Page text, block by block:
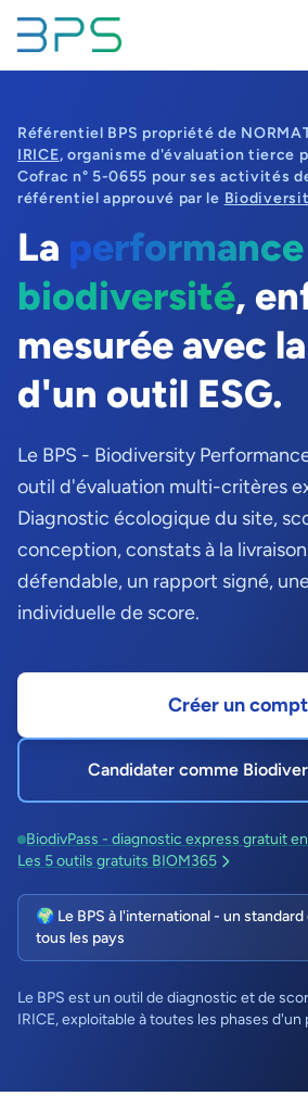
Référentiel BPS propriété de
IRICE, organisme d'évaluation tierce
Cofrac n° 5-0655 pour ses activités
référentiel approuvé par le
La performance
biodiversité,
mesurée avec
d'un outil ESG.
Le BPS - Biodiversity
outil d'évaluation multi-critères
Diagnostic écologique du site,
conception, constats à la
défendable, un rapport signé,
individuelle de score.
Créer un
Candidater comme
BiodivPass - diagnostic express gratuit
Les 5 outils gratuits BIOM365
🌍 Le BPS à l'international - un
tous les pays
Le BPS est un outil de diagnostic et de
IRICE, exploitable à toutes les phases d'un